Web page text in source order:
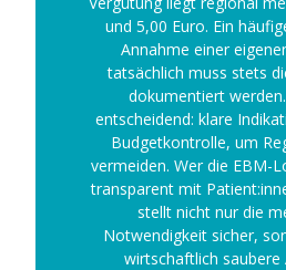
und 5,00 Euro. Ein
Annahme einer
tatsächlich muss stets
dokumentiert
entscheidend: klare
Budgetkontrolle, um
vermeiden. Wer die EBM-
transparent mit
stellt nicht nur die
Notwendigkeit sicher,
wirtschaftlich saubere